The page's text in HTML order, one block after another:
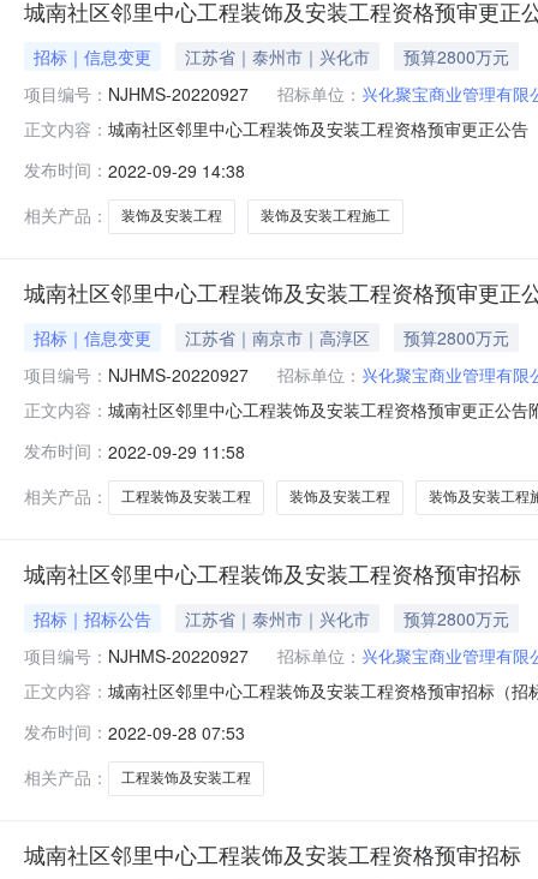
城南社区邻里中心工程装饰及安装工程资格预审更正
招标｜信息变更 江苏省｜泰州市｜兴化市
预算2800万元
项目编号： NJHMS-20220927 招标单位： 兴化聚宝商业管理有限
正文内容： 城南社区邻里中心工程装饰及安装工程资格预审更正公
工程总投资2800万，合同估算价：2800.00万元，资金
限公司受招标
发布时间： 2022-09-29 14:38
相关产品：
装饰及安装工程 装饰及安装工程施工
城南社区邻里中心工程装饰及安装工程资格预审更正
招标｜信息变更 江苏省｜南京市｜高淳区
预算2800万元
项目编号： NJHMS-20220927 招标单位： 兴化聚宝商业管理有限
正文内容： 城南社区邻里中心工程装饰及安装工程资格预审更正公
商业管理有限公司招标项目城南社区邻里中心装饰及安
法选择合格的
发布时间： 2022-09-29 11:58
相关产品：
工程装饰及安装工程 装饰及安装工程 装饰及安装工程
城南社区邻里中心工程装饰及安装工程资格预审招标
招标｜招标公告 江苏省｜泰州市｜兴化市
预算2800万元
项目编号： NJHMS-20220927 招标单位： 兴化聚宝商业管理有限
正文内容： 城南社区邻里中心工程装饰及安装工程资格预审招标（
标范围规模：建设内容为：装修工程电气工程、给排水
里中心工程装饰及安装工
发布时间： 2022-09-28 07:53
相关产品：
工程装饰及安装工程
城南社区邻里中心工程装饰及安装工程资格预审招标